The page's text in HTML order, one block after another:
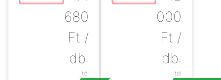
680
Ft /
db -
tól
000
Ft /
db -
tól